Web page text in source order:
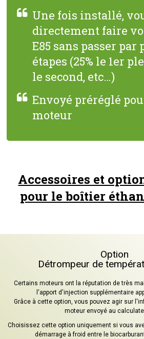
Une fois installé,
directement faire
E85 sans passer
étapes (25% le 1er
le second, etc…)
Envoyé préréglé
moteur
Accessoires et
pour le boîtier
Option
Détrompeur de
Certains moteurs ont la réputation de très
l'apport d'injection supplémentaire
Grâce à cette option, vous pouvez agir sur
moteur envoyé au
Choisissez cette option uniquement si vous
démarrage à froid entre le